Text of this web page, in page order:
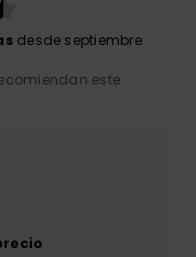
desde septiembre
este